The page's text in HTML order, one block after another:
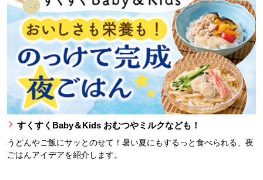
すくすくBaby＆Kids おむつやミルクなども！
うどんやご飯にサッとのせて！暑い夏にもするっと食べられる、夜
ごはんアイデアを紹介します。